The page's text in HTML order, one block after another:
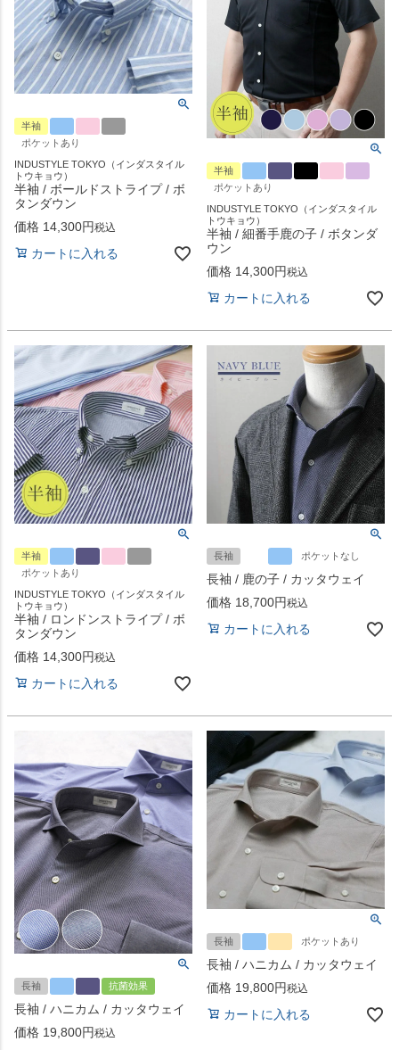
半袖
ポケットあり
INDUSTYLE TOKYO（インダスタイル
トウキョウ）
半袖 / ボールドストライプ / ボ
タンダウン
価格 14,300 税込
カートに入れる
半袖
ポケットあり
INDUSTYLE TOKYO（インダスタイル
トウキョウ）
半袖 / 細番手鹿の子 / ボタンダ
ウン
価格 14,300 税込
カートに入れる
半袖
ポケットあり
INDUSTYLE TOKYO（インダスタイル
トウキョウ）
半袖 / ロンドンストライプ / ボ
タンダウン
価格 14,300 税込
カートに入れる
長袖 ポケットなし
長袖 / 鹿の子 / カッタウェイ
価格 18,700 税込
カートに入れる
長袖 抗菌効果
長袖 / ハニカム / カッタウェイ
価格 19,800 税込
長袖 ポケットあり
長袖 / ハニカム / カッタウェイ
価格 19,800 税込
カートに入れる